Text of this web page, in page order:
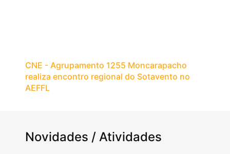
CNE - Agrupamento 1255 Moncarapacho
realiza encontro regional do Sotavento no
AEFFL
Novidades / Atividades